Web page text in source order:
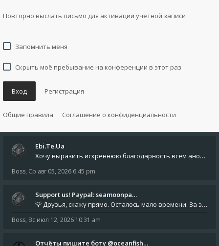
Повторно выслать письмо для активации учётной записи
Запомнить меня
Скрыть моё пребывание на конференции в этот раз
Вход Регистрация
Общие правила Соглашение о конфиденциальности
Ebi.Te.Ua
Хочу выразить искреннюю благодарность всем анонимным пользователям, которые поддержали наше сообщество финансово. Благод
Boss, Ср авг 05, 2026 6:45 pm
Support us! Paypal: seamoonpa…
💡 Друзья, скажу прямо. Осталось мало времени. За это время нам нужно закрыть последние обязательные расходы: около 500
Boss, Вс июл 12, 2026 10:31 am
Отчёты пишите боту @oceanfish…